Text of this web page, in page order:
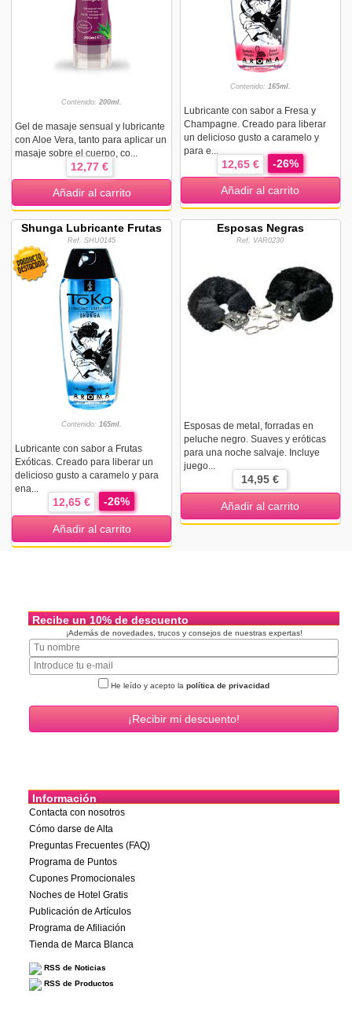
Contenido:200ml.
Gel de masaje sensual y lubricante
con Aloe Vera, tanto para aplicar un
masaje sobre el cuerpo, co...
12,77 €
Añadir al carrito
Contenido: 165ml.
Lubricante con sabor a Fresa y
Champagne. Creado para liberar
un delicioso gusto a caramelo y
para e...
12,65 € -26%
Añadir al carrito
Shunga Lubricante Frutas
Ref. SHU0145
Contenido:165ml.
Lubricante con sabor a Frutas
Exóticas. Creado para liberar un
delicioso gusto a caramelo y para
ena...
12,65 € -26%
Añadir al carrito
Esposas Negras
Ref. VAR0230
Esposas de metal, forradas en
peluche negro. Suaves y eróticas
para una noche salvaje. Incluye
juego...
14,95 €
Añadir al carrito
Recibe un 10% de descuento
¡Además de novedades, trucos y consejos de nuestras expertas!
He leído y acepto la política de privacidad
Información
Contacta con nosotros
Cómo darse de Alta
Preguntas Frecuentes (FAQ)
Programa de Puntos
Cupones Promocionales
Noches de Hotel Gratis
Publicación de Artículos
Programa de Afiliación
Tienda de Marca Blanca
RSS de Noticias
RSS de Productos